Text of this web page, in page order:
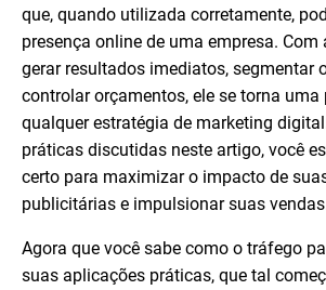
que, quando utilizada corretamente,
presença online de uma empresa. Com
gerar resultados imediatos, segmentar
controlar orçamentos, ele se torna uma
qualquer estratégia de marketing
práticas discutidas neste artigo, você
certo para maximizar o impacto de
publicitárias e impulsionar suas
Agora que você sabe como o tráfego
suas aplicações práticas, que tal